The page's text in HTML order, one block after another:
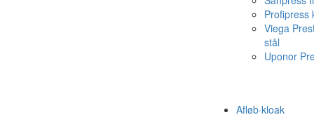
Profipress
Viega
stål
Uponor
Afløb·kloak